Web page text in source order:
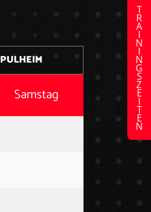
PULHEIM
Samstag TRAININGSZEITEN